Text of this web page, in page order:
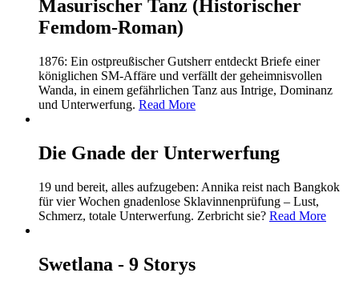
Masurischer Tanz (Historischer
Femdom-Roman)
1876: Ein ostpreußischer Gutsherr entdeckt Briefe einer
königlichen SM-Affäre und verfällt der geheimnisvollen
Wanda, in einem gefährlichen Tanz aus Intrige, Dominanz
und Unterwerfung. Read More
Die Gnade der Unterwerfung
19 und bereit, alles aufzugeben: Annika reist nach Bangkok
für vier Wochen gnadenlose Sklavinnenprüfung – Lust,
Schmerz, totale Unterwerfung. Zerbricht sie? Read More
Swetlana - 9 Storys